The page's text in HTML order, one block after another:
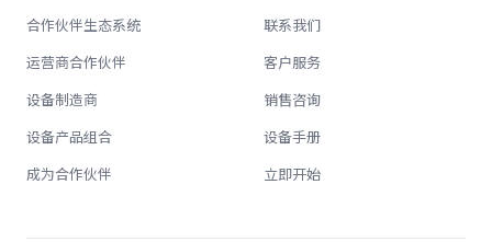
合作伙伴生态系统
运营商合作伙伴
设备制造商
设备产品组合
成为合作伙伴
联系我们
客户服务
销售咨询
设备手册
立即开始